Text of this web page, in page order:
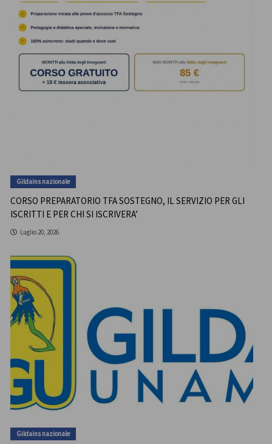
Gildains nazionale
CORSO PREPARATORIO TFA SOSTEGNO, IL SERVIZIO PER GLI
ISCRITTI E PER CHI SI ISCRIVERA’
Luglio 20, 2026
Gildains nazionale